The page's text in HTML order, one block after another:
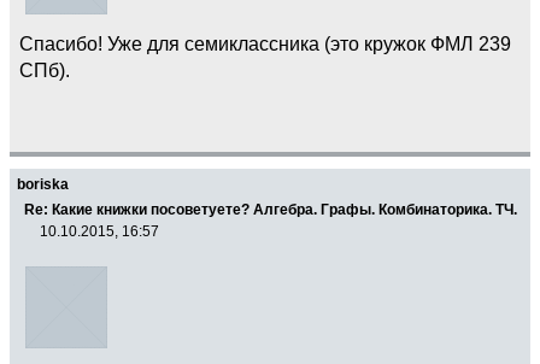
Спасибо! Уже для семиклассника (это кружок ФМЛ 239
СПб).
boriska
Re: Какие книжки посоветуете? Алгебра. Графы. Комбинаторика. ТЧ.
10.10.2015, 16:57